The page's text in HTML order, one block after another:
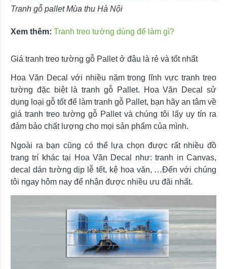
Tranh gỗ pallet Mùa thu Hà Nội
Xem thêm: Tranh treo tường dùng để làm gì?
Giá tranh treo tường gỗ Pallet ở đâu là rẻ và tốt nhất
Hoa Văn Decal với nhiều năm trong lĩnh vực tranh treo
tường đặc biệt là tranh gỗ Pallet. Hoa Văn Decal sử
dụng loại gỗ tốt để làm tranh gỗ Pallet, bạn hãy an tâm về
giá tranh treo tường gỗ Pallet và chúng tôi lấy uy tín ra
đảm bảo chất lượng cho mọi sản phẩm của mình.
Ngoài ra bạn cũng có thể lựa chọn được rất nhiều đồ
trang trí khác tại Hoa Văn Decal như: tranh in Canvas,
decal dán tường dịp lễ tết, kệ hoa văn, …Đến với chúng
tôi ngay hôm nay để nhận được nhiều ưu đãi nhất.